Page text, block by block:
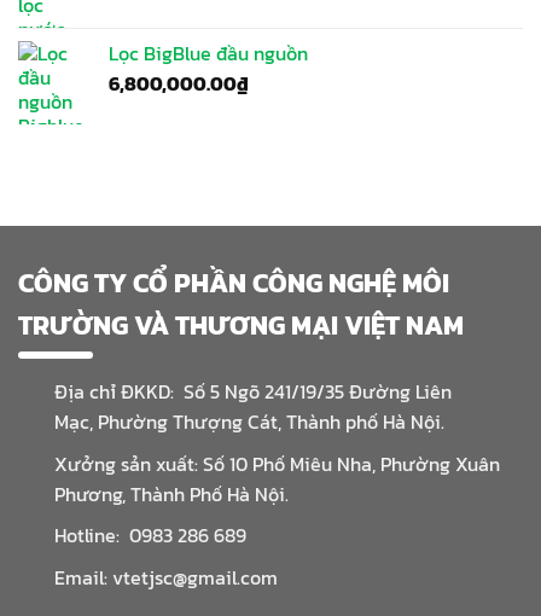
Lọc BigBlue đầu nguồn
6,800,000.00₫
CÔNG TY CỔ PHẦN CÔNG NGHỆ MÔI
TRƯỜNG VÀ THƯƠNG MẠI VIỆT NAM
Địa chỉ ĐKKD: Số 5 Ngõ 241/19/35 Đường Liên
Mạc, Phường Thượng Cát, Thành phố Hà Nội.
Xưởng sản xuất: Số 10 Phố Miêu Nha, Phường Xuân
Phương, Thành Phố Hà Nội.
Hotline: 0983 286 689
Email: vtetjsc@gmail.com